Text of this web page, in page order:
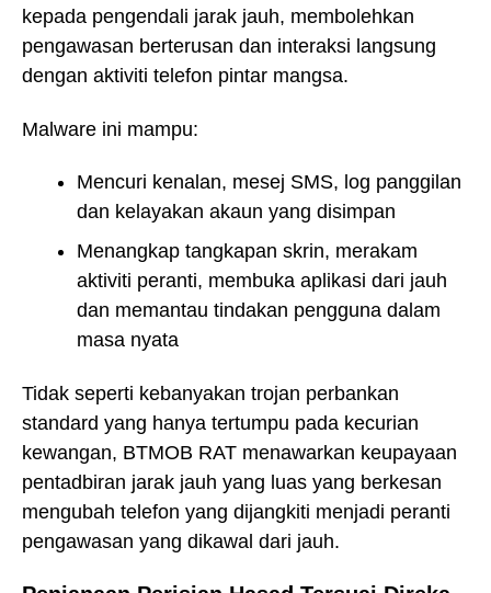
kepada pengendali jarak jauh, membolehkan
pengawasan berterusan dan interaksi langsung
dengan aktiviti telefon pintar mangsa.
Malware ini mampu:
Mencuri kenalan, mesej SMS, log panggilan
dan kelayakan akaun yang disimpan
Menangkap tangkapan skrin, merakam
aktiviti peranti, membuka aplikasi dari jauh
dan memantau tindakan pengguna dalam
masa nyata
Tidak seperti kebanyakan trojan perbankan
standard yang hanya tertumpu pada kecurian
kewangan, BTMOB RAT menawarkan keupayaan
pentadbiran jarak jauh yang luas yang berkesan
mengubah telefon yang dijangkiti menjadi peranti
pengawasan yang dikawal dari jauh.